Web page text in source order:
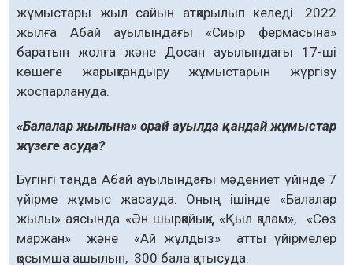
жұмыстары жыл сайын атқарылып келеді. 2022
жылға Абай ауылындағы «Сиыр фермасына»
баратын жолға және Досан ауылындағы 17-ші
көшеге жарықтандыру жұмыстарын жүргізу
жоспарлануда.
«Балалар жылына» орай ауылда қандай жұмыстар
жүзеге асуда?
Бүгінгі таңда Абай ауылындағы мәдениет үйінде 7
үйірме жұмыс жасауда. Оның ішінде «Балалар
жылы» аясында «Ән шырқайық», «Қыл қалам», «Сөз
маржан» және «Ай жұлдыз» атты үйірмелер
қосымша ашылып, 300 бала қатысуда.